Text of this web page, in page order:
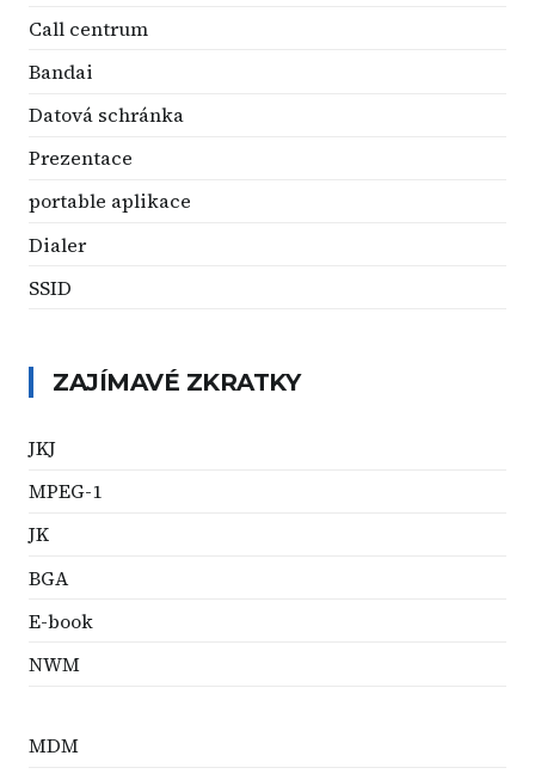
Call centrum
Bandai
Datová schránka
Prezentace
portable aplikace
Dialer
SSID
ZAJÍMAVÉ ZKRATKY
JKJ
MPEG-1
JK
BGA
E-book
NWM
MDM